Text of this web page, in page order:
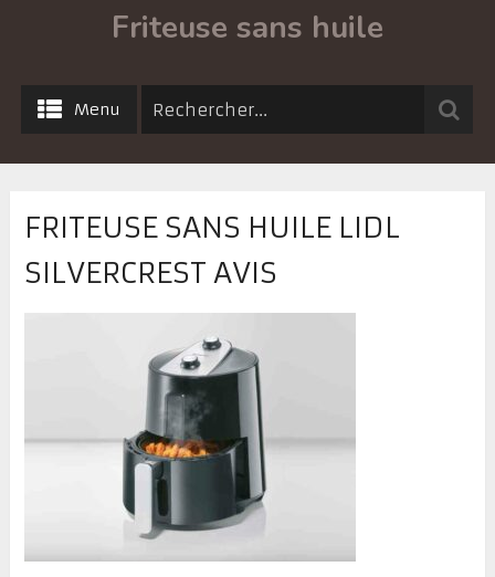
Friteuse sans huile
Menu
FRITEUSE SANS HUILE LIDL
SILVERCREST AVIS